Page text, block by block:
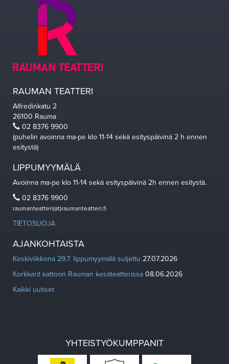
RAUMAN TEATTERI
Alfredinkatu 2
26100 Rauma
02 8376 9900
(puhelin avoinna ma-pe klo 11-14 sekä esityspäivinä 2 h ennen
esitystä)
LIPPUMYYMÄLÄ
Avoinna ma-pe klo 11-14 sekä esityspäivinä 2h ennen esitystä.
02 8376 9900
raumanteatteri(at)raumanteatteri.fi
TIETOSUOJA
AJANKOHTAISTA
Keskiviikkona 29.7. lippumyymälä suljettu 27.07.2026
Korkkarit kattoon Rauman kesäteatterissa 08.06.2026
Kaikki uutiset
YHTEISTYÖKUMPPANIT